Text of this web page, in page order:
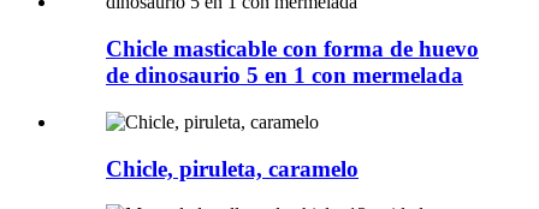
Chicle masticable con forma de huevo
de dinosaurio 5 en 1 con mermelada
Chicle, piruleta, caramelo